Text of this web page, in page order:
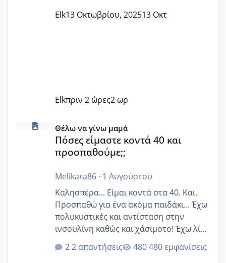
Elk13 Οκτωβρίου, 202513 Οκτ
Elkπριν 2 ώρες2 ωρ
Πόσες είμαστε κοντά 40 και προσπαθούμε;;
Θέλω να γίνω μαμά
Πόσες είμαστε κοντά 40 και
προσπαθούμε;;
Melikara86· 1 Αυγούστου
Καλησπέρα... Είμαι κοντά στα 40. Και.
Προσπαθώ για ένα ακόμα παιδάκι... Έχω
πολυκυστικές και αντίσταση στην
ινσουλίνη καθώς και χάσιμοτο! Έχω λίγα
κιλά παραπάνω και όσο κ αν προσπαθώ
δεν χάνω εύκολα! Προσπαθώ για ακόμη
2 απαντήσεις 480 εμφανίσεις